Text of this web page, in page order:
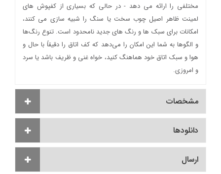
مختلفی را ارائه می دهد - در حالی که بسیاری از کفپوش های
لمینت ظاهر اصیل چوب سخت یا سنگ را شبیه سازی می کنند،
امکانات برای سبک ها و رنگ های جدید نامحدود است. تنوع رنگ‌ها
و الگوها به شما این امکان را می‌دهد که کف اتاق را دقیقاً با حال و
هوا و سبک اتاق خود هماهنگ کنید، خواه غنی و ظریف باشد یا سرد
و امروزی.
مشخصات
دانلودها
ارسال